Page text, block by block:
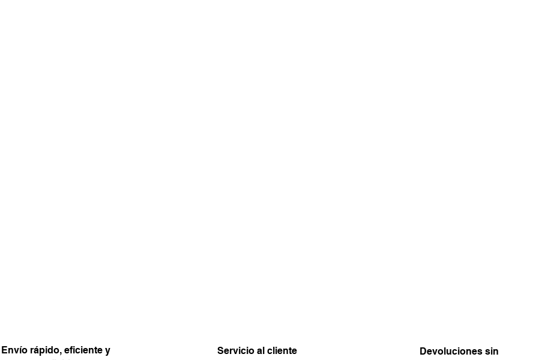
Envío rápido, eficiente y
Servicio al cliente
Devoluciones sin